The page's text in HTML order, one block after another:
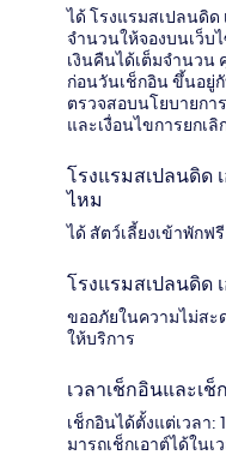
ได้ โรงแรมสเปลนดิด
จำนวนให้จองบนเว็บ
เงินคืนได้เต็มจำนวน
ก่อนวันเช็กอิน ขึ้นอยู่
ตรวจสอบนโยบายกา
และเงื่อนไขการยกเลิ
โรงแรมสเปลนดิด
ไหม
ได้ สัตว์เลี้ยงเข้าพักฟ
โรงแรมสเปลนดิด
ขออภัยในความไม่สะ
ให้บริการ
เวลาเช็กอินและเ
เช็กอินได้ตั้งแต่เวลา:
มารถเช็กเอาต์ได้ในเ